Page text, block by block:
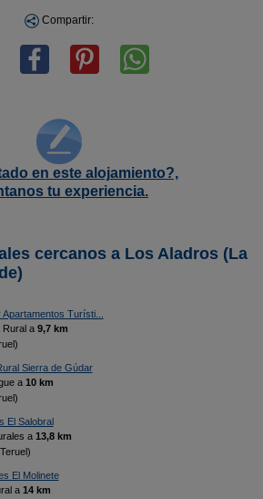
Compartir:
en este alojamiento?,
tu experiencia.
cercanos a Los Aladros (La
Turísti...
Rural a 9,7 km
Sierra de Gúdar
a 10 km
El Salobral
a 13,8 km
El Molinete
a 14 km